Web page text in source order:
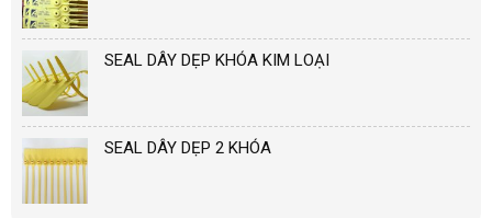
SEAL DÂY DẸP KHÓA KIM LOẠI
SEAL DÂY DẸP 2 KHÓA